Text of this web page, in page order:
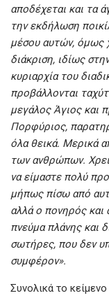
αποδέχεται και τα
την εκδήλωση
μέσου αυτών, όμως
διάκριση, ιδίως
κυριαρχία του
προβάλλονται
μεγάλος Άγιος και
Πορφύριος,
όλα θεικά. Μερικά
των ανθρώπων.
να είμαστε πολύ
μήπως πίσω από
αλλά ο πονηρός και
πνεύμα πλάνης και
σωτήρες, που δεν
συμφέρον».
Συνολικά το